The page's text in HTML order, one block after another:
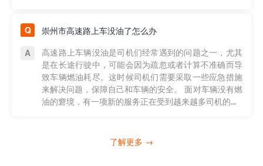
崇州市高速路上车没油了怎么办
高速路上车辆没油是司机们经常遇到的问题之一，尤其
是在长途行驶中，可能会因为疏忽或者计算不准确而导
致车辆燃油耗尽。这时候司机们需要采取一些应急措施
来解决问题，保障自己和车辆的安全。 面对车辆没有燃
油的窘境，有一项新的服务正在受到越来越多司机的...
了解更多 →